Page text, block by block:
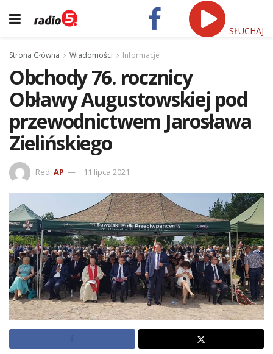
SŁUCHAJ
Strona Główna Wiadomości Informacje
Obchody 76. rocznicy
Obławy Augustowskiej pod
przewodnictwem Jarosława
Zielińskiego
Red. AP 11 lipca 2021